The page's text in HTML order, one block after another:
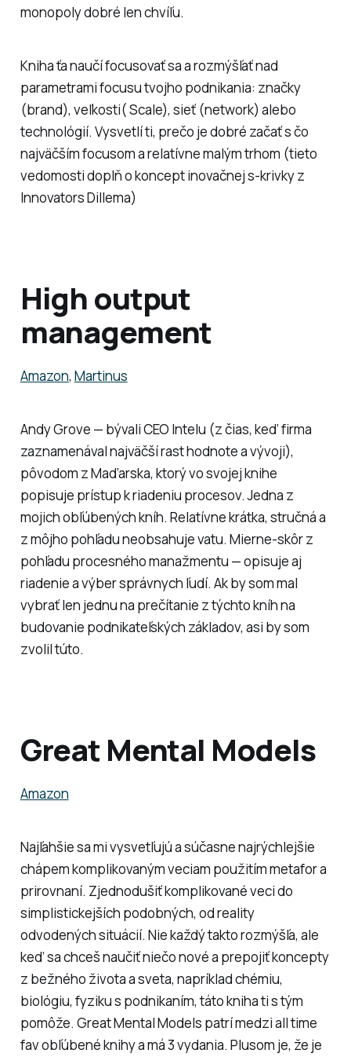
monopoly dobré len chvíľu.
Kniha ťa naučí focusovať sa a rozmýšľať nad
parametrami focusu tvojho podnikania: značky
(brand), veľkosti( Scale), sieť (network) alebo
technológií. Vysvetlí ti, prečo je dobré začať s čo
najväčším focusom a relatívne malým trhom (tieto
vedomosti doplň o koncept inovačnej s-krivky z
Innovators Dillema)
High output
management
Amazon, Martinus
Andy Grove — bývali CEO Intelu (z čias, keď firma
zaznamenával najväčší rast hodnote a vývoji),
pôvodom z Maďarska, ktorý vo svojej knihe
popisuje prístup k riadeniu procesov. Jedna z
mojich obľúbených kníh. Relatívne krátka, stručná a
z môjho pohľadu neobsahuje vatu. Mierne-skôr z
pohľadu procesného manažmentu — opisuje aj
riadenie a výber správnych ľudí. Ak by som mal
vybrať len jednu na prečítanie z týchto kníh na
budovanie podnikateľských základov, asi by som
zvolil túto.
Great Mental Models
Amazon
Najľahšie sa mi vysvetľujú a súčasne najrýchlejšie
chápem komplikovaným veciam použitím metafor a
prirovnaní. Zjednodušiť komplikované veci do
simplistickejších podobných, od reality
odvodených situácií. Nie každý takto rozmýšľa, ale
keď sa chceš naučiť niečo nové a prepojiť koncepty
z bežného života a sveta, napríklad chémiu,
biológiu, fyziku s podnikaním, táto kniha ti s tým
pomôže. Great Mental Models patrí medzi all time
fav obľúbené knihy a má 3 vydania. Plusom je, že je